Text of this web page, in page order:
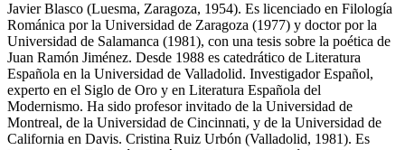
Javier Blasco (Luesma, Zaragoza, 1954). Es licenciado en Filología
Románica por la Universidad de Zaragoza (1977) y doctor por la
Universidad de Salamanca (1981), con una tesis sobre la poética de
Juan Ramón Jiménez. Desde 1988 es catedrático de Literatura
Española en la Universidad de Valladolid. Investigador Español,
experto en el Siglo de Oro y en Literatura Española del
Modernismo. Ha sido profesor invitado de la Universidad de
Montreal, de la Universidad de Cincinnati, y de la Universidad de
California en Davis. Cristina Ruiz Urbón (Valladolid, 1981). Es